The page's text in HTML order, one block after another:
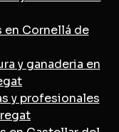
en Cornellá de
y ganaderia en
y profesionales